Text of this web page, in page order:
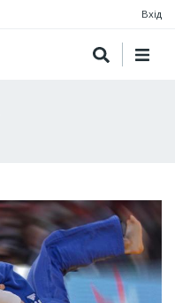
Вхід